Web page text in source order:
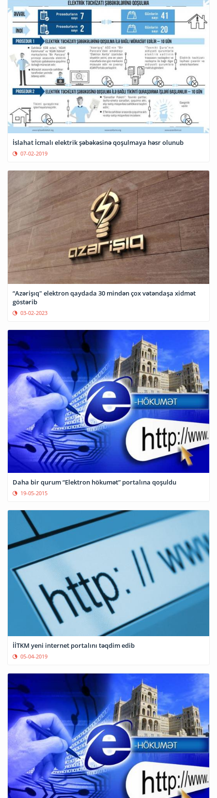
İslahat İcmalı elektrik şəbəkəsinə qoşulmaya həsr olunub
07-02-2019
“Azərişıq" elektron qaydada 30 mindən çox vətəndaşa xidmət
göstərib
03-02-2023
Daha bir qurum “Elektron hökumət” portalına qoşuldu
19-05-2015
İİTKM yeni internet portalını təqdim edib
05-04-2019